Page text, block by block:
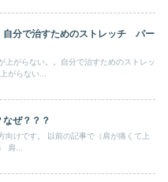
自分で治すためのストレッチ パー
上がらない。。自分で治すためのストレッ
がらない...
なぜ？？？
向けです。 以前の記事で（肩が痛くて上
肩...